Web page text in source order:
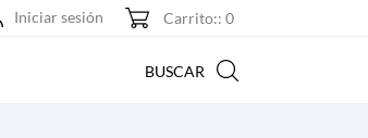
Iniciar sesión Carrito:: 0
BUSCAR